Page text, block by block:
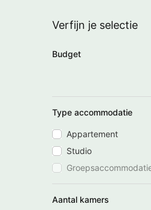
Verfijn je selectie
Budget
Type accommodatie
Appartement
Studio
Aantal kamers